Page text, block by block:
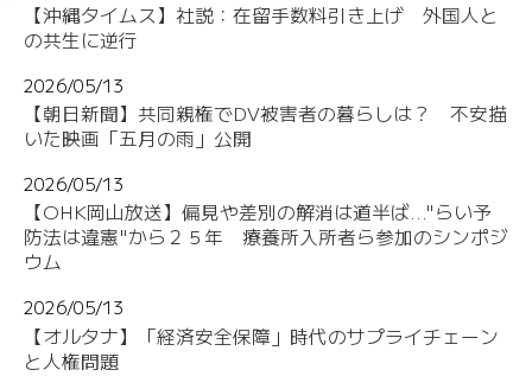
【沖縄タイムス】社説：在留手数料引き上げ 外国人と
の共生に逆行
2026/05/13
【朝日新聞】共同親権でDV被害者の暮らしは？ 不安描
いた映画「五月の雨」公開
2026/05/13
【OHK岡山放送】偏見や差別の解消は道半ば..."らい予
防法は違憲"から２５年 療養所入所者ら参加のシンポジ
ウム
2026/05/13
【オルタナ】「経済安全保障」時代のサプライチェーン
と人権問題